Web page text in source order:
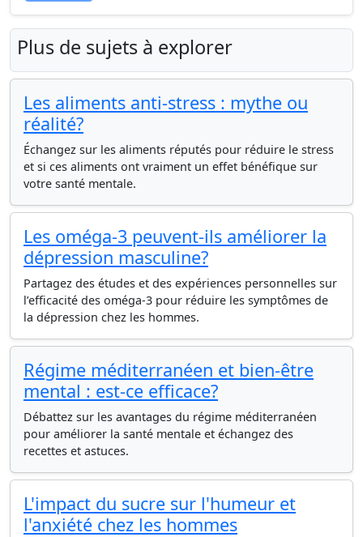
Plus de sujets à explorer
Les aliments anti-stress : mythe ou
réalité?
Échangez sur les aliments réputés pour réduire le stress
et si ces aliments ont vraiment un effet bénéfique sur
votre santé mentale.
Les oméga-3 peuvent-ils améliorer la
dépression masculine?
Partagez des études et des expériences personnelles sur
l’efficacité des oméga-3 pour réduire les symptômes de
la dépression chez les hommes.
Régime méditerranéen et bien-être
mental : est-ce efficace?
Débattez sur les avantages du régime méditerranéen
pour améliorer la santé mentale et échangez des
recettes et astuces.
L'impact du sucre sur l'humeur et
l'anxiété chez les hommes